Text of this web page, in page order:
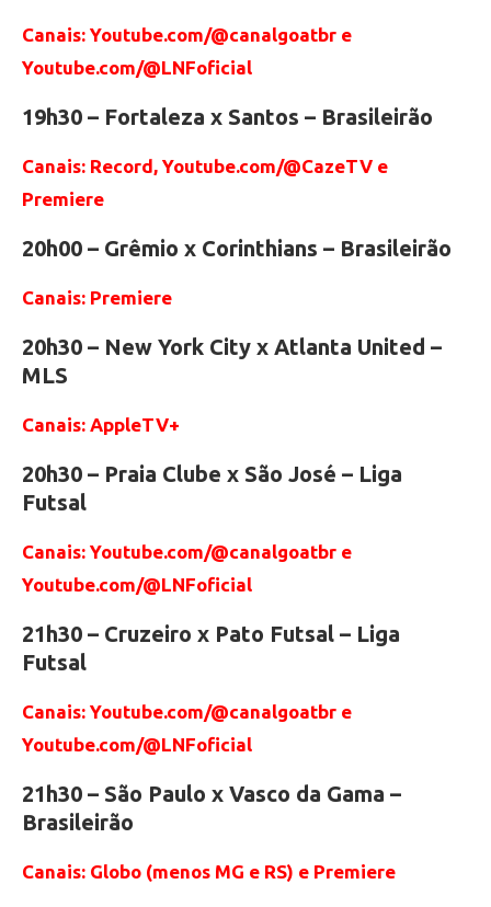
Canais: Youtube.com/@canalgoatbr e
Youtube.com/@LNFoficial
19h30 – Fortaleza x Santos – Brasileirão
Canais: Record, Youtube.com/@CazeTV e
Premiere
20h00 – Grêmio x Corinthians – Brasileirão
Canais: Premiere
20h30 – New York City x Atlanta United –
MLS
Canais: AppleTV+
20h30 – Praia Clube x São José – Liga
Futsal
Canais: Youtube.com/@canalgoatbr e
Youtube.com/@LNFoficial
21h30 – Cruzeiro x Pato Futsal – Liga
Futsal
Canais: Youtube.com/@canalgoatbr e
Youtube.com/@LNFoficial
21h30 – São Paulo x Vasco da Gama –
Brasileirão
Canais: Globo (menos MG e RS) e Premiere